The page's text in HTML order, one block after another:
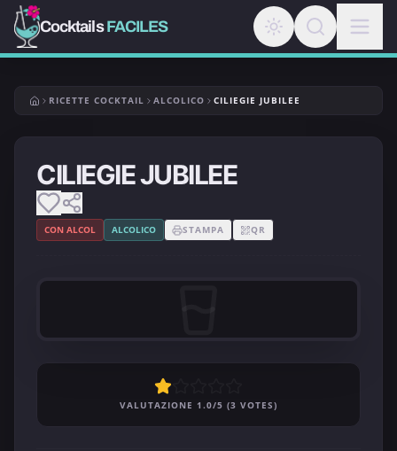
CocktailsFACILES
RICETTE COCKTAIL ALCOLICO CILIEGIE JUBILEE
CILIEGIE JUBILEE
CON ALCOL ALCOLICO STAMPA QR
VALUTAZIONE 1.0/5 (3 VOTES)